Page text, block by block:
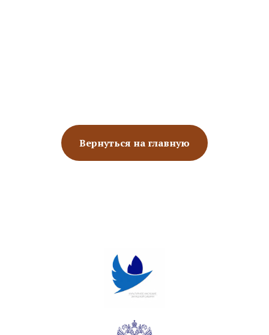
Вернуться на главную